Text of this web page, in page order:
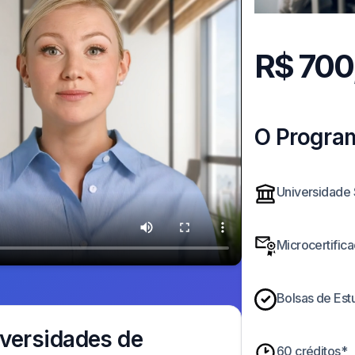
de
R$
O
Universidade
Bolsas de
60 créditos*